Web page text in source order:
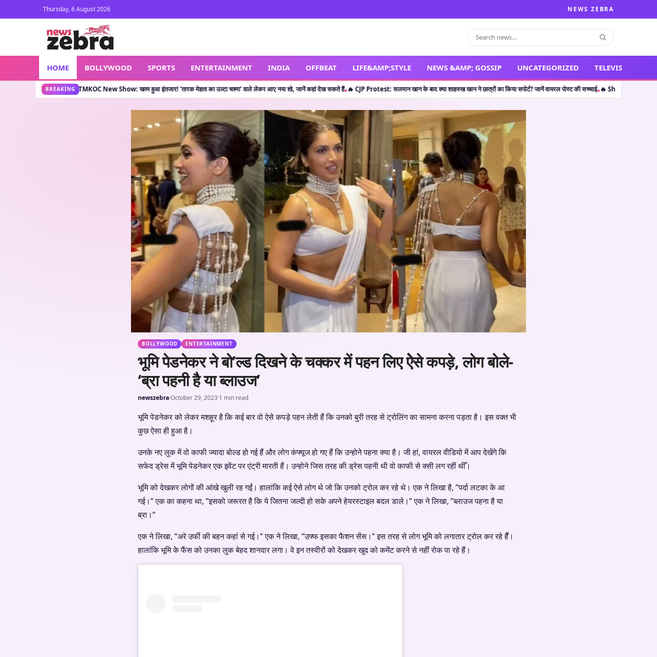
Thursday, 6 August 2026 NEWS ZEBRA
HOME BOLLYWOOD SPORTS ENTERTAINMENT INDIA OFFBEAT LIFE&AMP;STYLE NEWS &AMP; GOSSIP UNCATEGORIZED TELEVISION
BREAKING
TMKOC New Show: खत्म हुआ इंतजार! ‘तारक मेहता का उल्टा चश्मा’ वाले लेकर आए नया शो, जानें कहां देख सकते हैं•🔥 CJP Protest: सलमान खान के बाद क्या शाहरुख खान ने छात्रों का किया सपोर्ट? जानें वायरल पोस्ट की सच्चाई•🔥 Shocking Retirement: थलपति विजय
BOLLYWOOD ENTERTAINMENT
भूमि पेडनेकर ने बो’ल्ड दिखने के चक्कर में पहन लिए ऐेसे कपड़े, लोग बोले-
‘ब्रा पहनी है या ब्लाउज’
newszebra·October 29, 2023·1 min read
भूमि पेडनेकर को लेकर मशहूर है कि कई बार वो ऐसे कपड़े पहन लेती हैं कि उनको बुरी तरह से ट्रोलिंग का सामना करना पड़ता है। इस वक्त भी
कुछ ऐसा ही हुआ है।
उनके नए लुक में वो काफी ज्यादा बोल्ड हो गई हैं और लोग कंफ्यूज हो गए हैं कि उन्होने पहना क्या है। जी हां, वायरल वीडियो में आप देखेंगे कि
सफेद ड्रेस में भूमि पेडनेकर एक इवेंट पर एंट्री मारती हैं। उन्होने जिस तरह की ड्रेस पहनी थी वो काफी से क्सी लग रहीं थीँ।
भूमि को देखकर लोगों की आंखे खुली रह गईं। हालांकि कई ऐसे लोग थे जो कि उनको ट्रोल कर रहे थे। एक ने लिखा है, ”पर्दा लटका के आ
गई।” एक का कहना था, ”इसको जरूरत है कि ये जितना जल्दी हो सके अपने हेयरस्टाइल बदल डाले।” एक ने लिखा, ”ब्लाउज पहना है या
ब्रा।”
एक ने लिखा, ”अरे उर्फी की बहन कहां से गई।” एक ने लिखा, ”उफ्फ इसका फैशन सेंस।” इस तरह से लोग भूमि को लगातार ट्रोल कर रहे हैँ।
हालांकि भूमि के फैंस को उनका लुक बेहद शानदार लगा। वे इन तस्वीरों को देखकर खुद को कमेंट करने से नहीं रोक पा रहे हैं।